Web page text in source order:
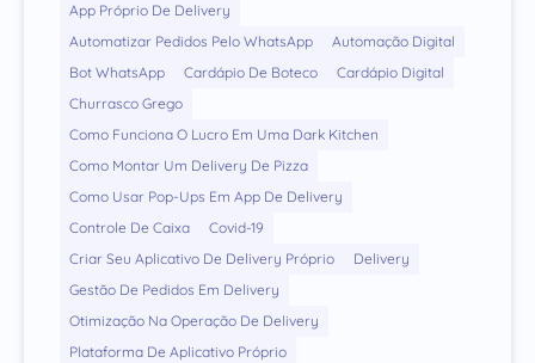
App Próprio De Delivery
Automatizar Pedidos Pelo WhatsApp
Automação Digital
Bot WhatsApp
Cardápio De Boteco
Cardápio Digital
Churrasco Grego
Como Funciona O Lucro Em Uma Dark Kitchen
Como Montar Um Delivery De Pizza
Como Usar Pop-Ups Em App De Delivery
Controle De Caixa
Covid-19
Criar Seu Aplicativo De Delivery Próprio
Delivery
Gestão De Pedidos Em Delivery
Otimização Na Operação De Delivery
Plataforma De Aplicativo Próprio